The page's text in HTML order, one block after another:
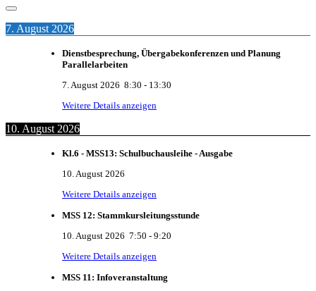
7. August 2026
Dienstbesprechung, Übergabekonferenzen und Planung
Parallelarbeiten
7. August 2026 8:30 - 13:30
Weitere Details anzeigen
10. August 2026
Kl.6 - MSS13: Schulbuchausleihe - Ausgabe
10. August 2026
Weitere Details anzeigen
MSS 12: Stammkursleitungsstunde
10. August 2026 7:50 - 9:20
Weitere Details anzeigen
MSS 11: Infoveranstaltung